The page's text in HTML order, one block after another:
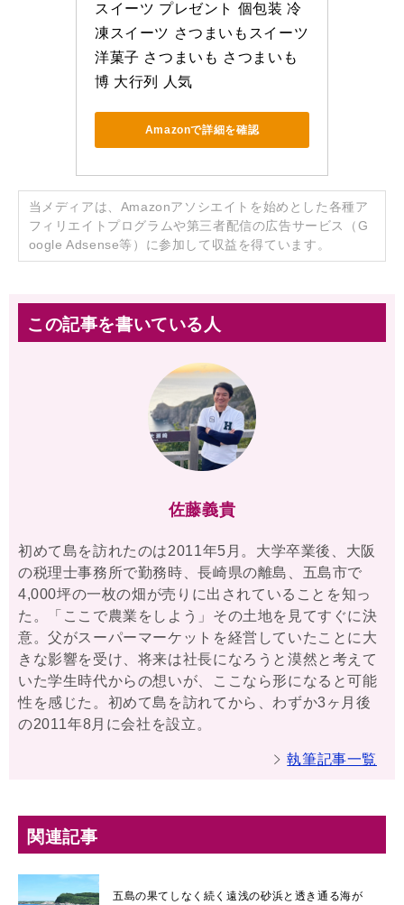
スイーツ プレゼント 個包装 冷
凍スイーツ さつまいもスイーツ
洋菓子 さつまいも さつまいも
博 大行列 人気
Amazonで詳細を確認
当メディアは、Amazonアソシエイトを始めとした各種ア
フィリエイトプログラムや第三者配信の広告サービス（G
oogle Adsense等）に参加して収益を得ています。
この記事を書いている人
佐藤義貴
初めて島を訪れたのは2011年5月。大学卒業後、大阪
の税理士事務所で勤務時、長崎県の離島、五島市で
4,000坪の一枚の畑が売りに出されていることを知っ
た。「ここで農業をしよう」その土地を見てすぐに決
意。父がスーパーマーケットを経営していたことに大
きな影響を受け、将来は社長になろうと漠然と考えて
いた学生時代からの想いが、ここなら形になると可能
性を感じた。初めて島を訪れてから、わずか3ヶ月後
の2011年8月に会社を設立。
執筆記事一覧
関連記事
五島の果てしなく続く遠浅の砂浜と透き通る海が